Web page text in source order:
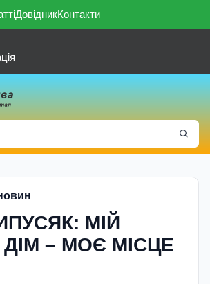
ДовідникКонтакти
МІЙ
ДІМ – МОЄ МІСЦЕ